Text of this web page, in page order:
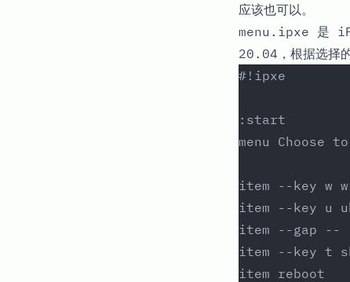
应该也可以。
menu.ipxe 是
20.04，根据选择
#!ipxe
:start
menu Choose
item --key w
item --key u
item --gap
item --key t
item reboot